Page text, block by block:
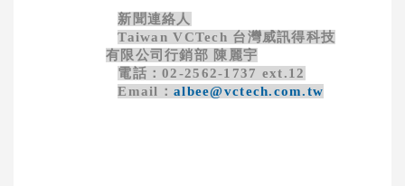
新聞連絡人
Taiwan VCTech 台灣威訊得科技
有限公司行銷部 陳麗宇
電話：02-2562-1737 ext.12
Email ：albee@vctech.com.tw